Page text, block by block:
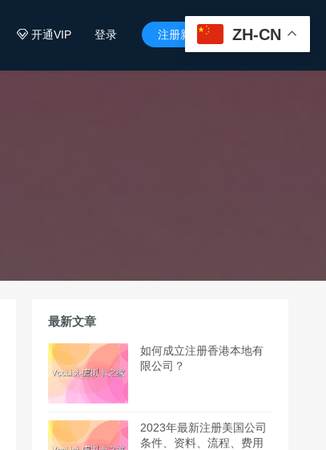
开通VIP 登录 注册新用户 
最新文章
如何成立注册香港本地有
限公司？
2023年最新注册美国公司
条件、资料、流程、费用
ZH-CN